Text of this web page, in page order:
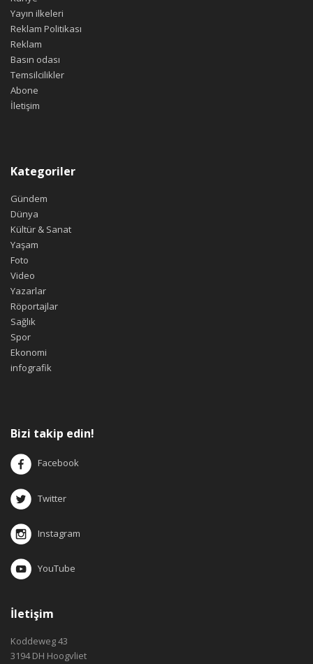
Yayın ilkeleri
Reklam Politikası
Reklam
Basın odası
Temsilcilikler
Abone
İletişim
Kategoriler
Gündem
Dünya
Kültür & Sanat
Yaşam
Foto
Video
Yazarlar
Röportajlar
Sağlık
Spor
Ekonomi
infografik
Bizi takip edin!
Facebook
Twitter
Instagram
YouTube
İletişim
Koddeweg 43
3194 DH Hoogvliet